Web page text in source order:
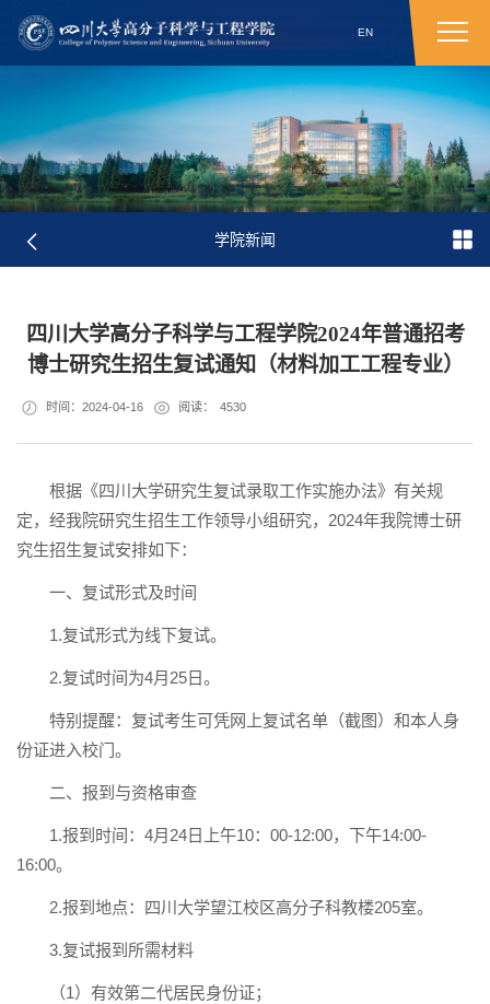
EN
学院新闻
四川大学高分子科学与工程学院2024年普通招考
博士研究生招生复试通知（材料加工工程专业）
时间：2024-04-16 阅读： 4530
根据《四川大学研究生复试录取工作实施办法》有关规
定，经我院研究生招生工作领导小组研究，2024年我院博士研
究生招生复试安排如下：
一、复试形式及时间
1.复试形式为线下复试。
2.复试时间为4月25日。
特别提醒：复试考生可凭网上复试名单（截图）和本人身
份证进入校门。
二、报到与资格审查
1.报到时间：4月24日上午10：00-12:00，下午14:00-
16:00。
2.报到地点：四川大学望江校区高分子科教楼205室。
3.复试报到所需材料
（1）有效第二代居民身份证；